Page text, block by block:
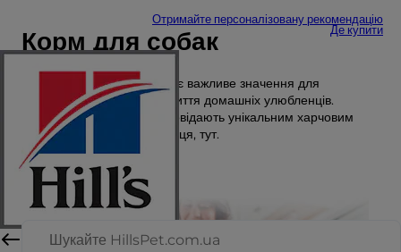
Отримайте персоналізовану рекомендацію
Де купити
Корм для собак
Правильне харчування має важливе значення для
щасливого та здорового життя домашніх улюбленців.
Дізнайтеся, які корми відповідають унікальним харчовим
потребам вашого улюбленця, тут.